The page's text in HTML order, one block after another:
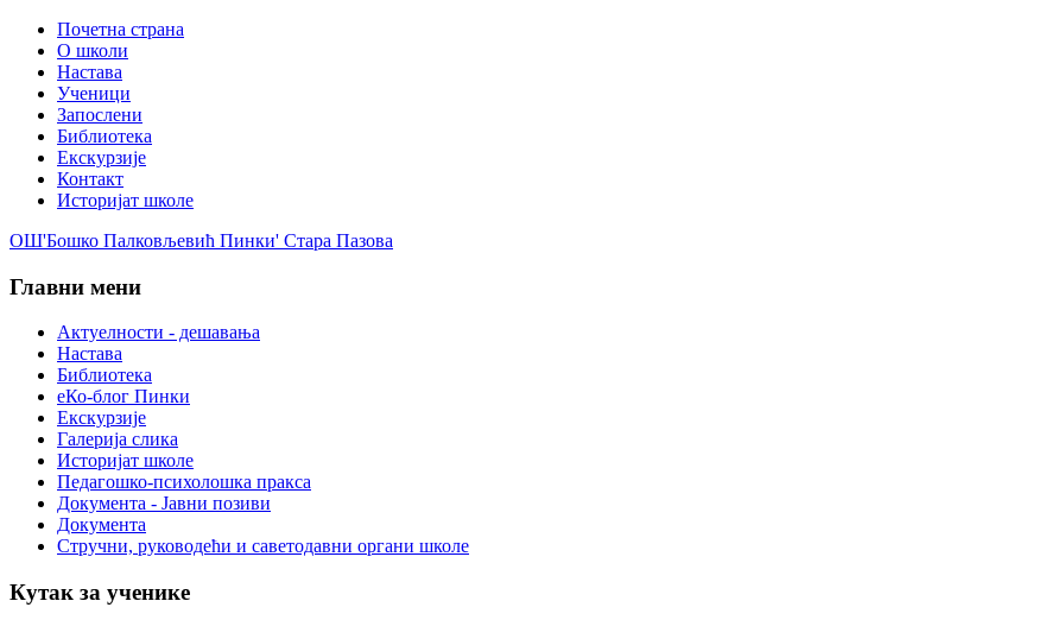
Почетна страна
О школи
Настава
Ученици
Запослени
Библиотека
Екскурзије
Контакт
Историјат школе
ОШ'Бошко Палковљевић Пинки' Стара Пазова
Главни мени
Актуелности - дешавања
Настава
Библиотека
еКо-блог Пинки
Екскурзије
Галерија слика
Историјат школе
Педагошко-психолошка пракса
Документа - Јавни позиви
Документа
Стручни, руководећи и саветодавни органи школе
Кутак за ученике